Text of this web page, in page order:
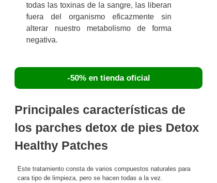
todas las toxinas de la sangre, las liberan
fuera del organismo eficazmente sin
alterar nuestro metabolismo de forma
negativa.
-50% en tienda oficial
Principales características de
los parches detox de pies Detox
Healthy Patches
Este tratamiento consta de varios compuestos naturales para
cara tipo de limpieza, pero se hacen todas a la vez.